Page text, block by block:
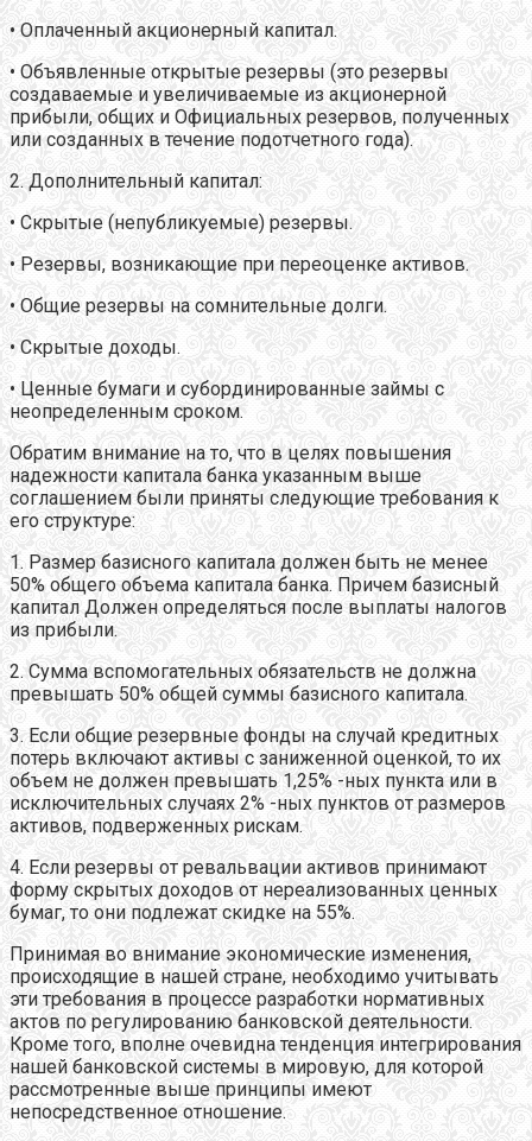
• Оплаченный акционерный капитал.
• Объявленные открытые резервы (это резервы
создаваемые и увеличиваемые из акционерной
прибыли, общих и Официальных резервов, полученных
или созданных в течение подотчетного года).
2. Дополнительный капитал:
• Скрытые (непубликуемые) резервы.
• Резервы, возникающие при переоценке активов.
• Общие резервы на сомнительные долги.
• Скрытые доходы.
• Ценные бумаги и субординированные займы с
неопределенным сроком.
Обратим внимание на то, что в целях повышения
надежности капитала банка указанным выше
соглашением были приняты следующие требования к
его структуре:
1. Размер базисного капитала должен быть не менее
50% общего объема капитала банка. Причем базисный
капитал Должен определяться после выплаты налогов
из прибыли.
2. Сумма вспомогательных обязательств не должна
превышать 50% общей суммы базисного капитала.
3. Если общие резервные фонды на случай кредитных
потерь включают активы с заниженной оценкой, то их
объем не должен превышать 1,25% -ных пункта или в
исключительных случаях 2% -ных пунктов от размеров
активов, подверженных рискам.
4. Если резервы от ревальвации активов принимают
форму скрытых доходов от нереализованных ценных
бумаг, то они подлежат скидке на 55%.
Принимая во внимание экономические изменения,
происходящие в нашей стране, необходимо учитывать
эти требования в процессе разработки нормативных
актов по регулированию банковской деятельности.
Кроме того, вполне очевидна тенденция интегрирования
нашей банковской системы в мировую, для которой
рассмотренные выше принципы имеют
непосредственное отношение.